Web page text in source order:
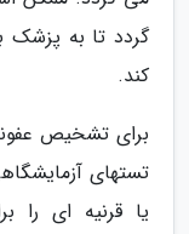
گردد تا به پزشک
کند.
برای تشخیص
تستهای
یا قرنیه ای را